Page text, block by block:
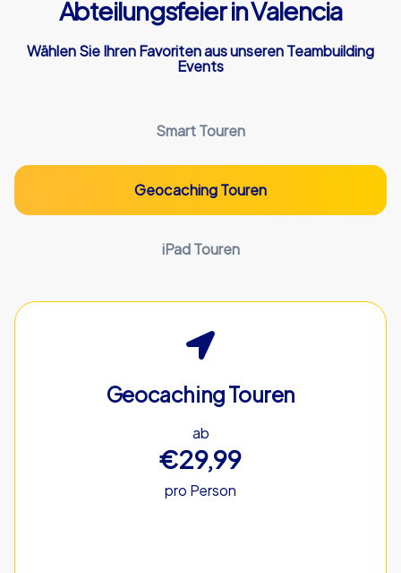
Abteilungsfeier in Valencia
Wählen Sie Ihren Favoriten aus unseren Teambuilding
Events
Smart Touren
Geocaching Touren
iPad Touren
Geocaching Touren
ab
€29,99
pro Person